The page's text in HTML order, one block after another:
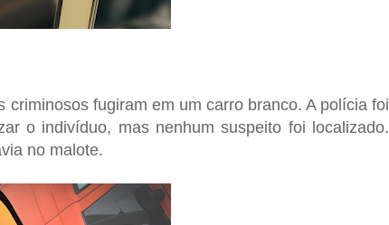
fugiram em um carro branco. A polícia foi
o indivíduo, mas nenhum suspeito foi localizado.
no malote.